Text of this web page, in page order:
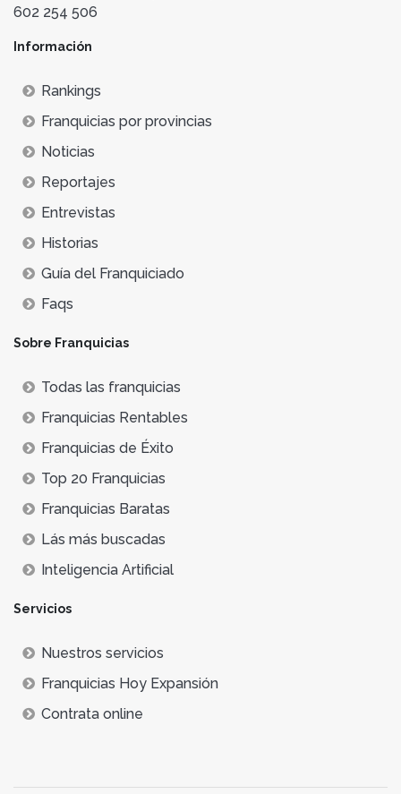
602 254 506
Información
Rankings
Franquicias por provincias
Noticias
Reportajes
Entrevistas
Historias
Guía del Franquiciado
Faqs
Sobre Franquicias
Todas las franquicias
Franquicias Rentables
Franquicias de Éxito
Top 20 Franquicias
Franquicias Baratas
Lás más buscadas
Inteligencia Artificial
Servicios
Nuestros servicios
Franquicias Hoy Expansión
Contrata online